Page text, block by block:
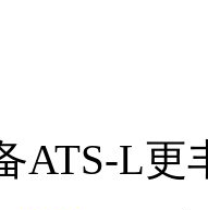
ATS-L更